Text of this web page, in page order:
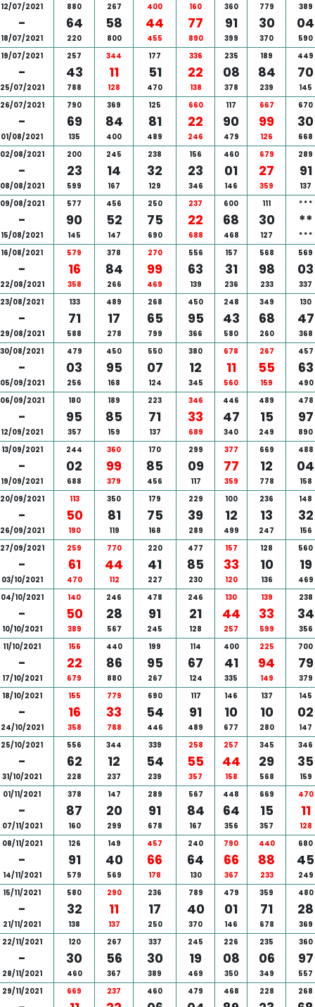
12/07/2021
-
18/07/2021
880
64
220
267
58
800
400
44
455
160
77
890
360
91
399
779
30
370
389
04
590
19/07/2021
-
25/07/2021
257
43
788
344
11
128
177
51
470
336
22
138
235
08
378
189
84
239
449
70
145
26/07/2021
-
01/08/2021
790
69
135
369
84
400
125
81
489
660
22
246
117
90
479
667
99
126
670
30
668
02/08/2021
-
08/08/2021
200
23
599
245
14
167
238
32
129
156
23
346
460
01
146
679
27
359
289
91
137
09/08/2021
-
15/08/2021
577
90
145
456
52
147
250
75
690
237
22
688
600
68
468
111
30
127
* * *
**
* * *
16/08/2021
-
22/08/2021
579
16
358
378
84
266
270
99
469
556
63
139
157
31
236
568
98
233
569
03
337
23/08/2021
-
29/08/2021
133
71
588
489
17
278
268
65
799
450
95
366
248
43
580
349
68
260
130
47
368
30/08/2021
-
05/09/2021
479
03
256
450
95
168
550
07
124
380
12
345
678
11
560
267
55
159
457
63
490
06/09/2021
-
12/09/2021
180
95
357
189
85
159
223
71
137
346
33
689
446
47
340
489
15
249
478
97
890
13/09/2021
-
19/09/2021
244
02
688
360
99
379
170
85
456
299
09
117
377
77
359
669
12
778
488
04
158
20/09/2021
-
26/09/2021
113
50
190
350
81
119
179
75
168
229
39
289
100
12
499
236
13
247
148
32
156
27/09/2021
-
03/10/2021
259
61
470
770
44
112
220
41
227
477
85
230
157
33
120
128
10
136
560
19
469
04/10/2021
-
10/10/2021
140
50
389
246
28
567
478
91
245
246
21
128
130
44
257
139
33
599
238
34
356
11/10/2021
-
17/10/2021
156
22
679
440
86
880
199
95
267
114
67
124
400
41
335
225
94
149
700
79
379
18/10/2021
-
24/10/2021
155
16
358
779
33
788
690
54
446
117
91
489
146
10
677
137
10
280
145
02
147
25/10/2021
-
31/10/2021
556
62
228
344
12
237
339
54
239
258
55
357
257
44
158
345
29
568
346
35
159
01/11/2021
-
07/11/2021
378
87
160
147
20
299
289
91
678
567
84
167
448
64
356
669
15
357
470
11
128
08/11/2021
-
14/11/2021
126
91
579
149
40
569
457
66
178
240
64
130
790
66
367
440
88
233
680
45
249
15/11/2021
-
21/11/2021
580
32
138
290
11
137
236
17
250
789
40
370
479
01
146
359
71
678
480
28
369
22/11/2021
-
28/11/2021
120
30
460
267
56
367
337
30
389
245
19
469
226
08
350
235
06
349
360
97
557
29/11/2021
669 237 460 479 468 228 268